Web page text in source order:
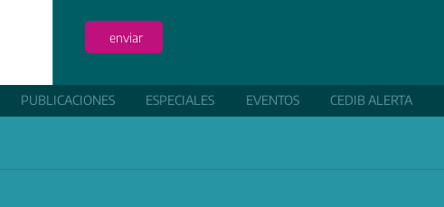
enviar
PUBLICACIONES ESPECIALES EVENTOS CEDIB ALERTA